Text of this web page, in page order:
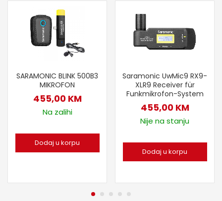
SARAMONIC BLINK 500B3
MIKROFON
455,00 KM
Na zalihi
Dodaj u korpu
Saramonic UwMic9 RX9-
XLR9 Receiver für
Funkmikrofon-System
455,00 KM
Nije na stanju
Dodaj u korpu